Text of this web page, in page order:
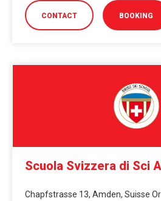
CONTACT BOOKING
Scuola Svizzera di Sci
Chapfstrasse 13, Amden, Suisse